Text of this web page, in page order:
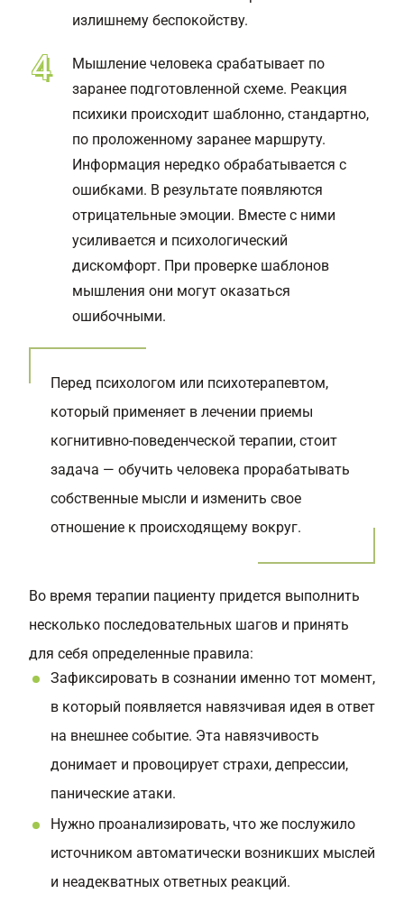
излишнему беспокойству.
Мышление человека срабатывает по
заранее подготовленной схеме. Реакция
психики происходит шаблонно, стандартно,
по проложенному заранее маршруту.
Информация нередко обрабатывается с
ошибками. В результате появляются
отрицательные эмоции. Вместе с ними
усиливается и психологический
дискомфорт. При проверке шаблонов
мышления они могут оказаться
ошибочными.
Перед психологом или психотерапевтом,
который применяет в лечении приемы
когнитивно-поведенческой терапии, стоит
задача — обучить человека прорабатывать
собственные мысли и изменить свое
отношение к происходящему вокруг.
Во время терапии пациенту придется выполнить
несколько последовательных шагов и принять
для себя определенные правила:
Зафиксировать в сознании именно тот момент,
в который появляется навязчивая идея в ответ
на внешнее событие. Эта навязчивость
донимает и провоцирует страхи, депрессии,
панические атаки.
Нужно проанализировать, что же послужило
источником автоматически возникших мыслей
и неадекватных ответных реакций.